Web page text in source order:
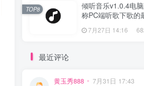
倾听音乐v1.0.4电
称PC端听歌下歌的
7月27日 14:16
TOP8
最近评论
黄玉秀888 7月31日 17:43